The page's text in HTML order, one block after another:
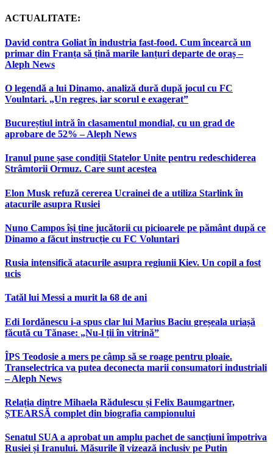
ACTUALITATE:
David contra Goliat în industria fast-food. Cum încearcă un
primar din Franța să țină marile lanțuri departe de oraș –
Aleph News
O legendă a lui Dinamo, analiză dură după jocul cu FC
Voulntari. „Un regres, iar scorul e exagerat”
Bucureștiul intră în clasamentul mondial, cu un grad de
aprobare de 52% – Aleph News
Iranul pune șase condiții Statelor Unite pentru redeschiderea
Strâmtorii Ormuz. Care sunt acestea
Elon Musk refuză cererea Ucrainei de a utiliza Starlink în
atacurile asupra Rusiei
Nuno Campos își ține jucătorii cu picioarele pe pământ după ce
Dinamo a făcut instrucție cu FC Voluntari
Rusia intensifică atacurile asupra regiunii Kiev. Un copil a fost
ucis
Tatăl lui Messi a murit la 68 de ani
Edi Iordănescu i-a spus clar lui Marius Baciu greșeala uriașă
făcută cu Tănase: „Nu-l ții în vitrină”
ÎPS Teodosie a mers pe câmp să se roage pentru ploaie.
Transelectrica va putea deconecta marii consumatori industriali
– Aleph News
Relația dintre Mihaela Rădulescu și Felix Baumgartner,
ȘTEARSĂ complet din biografia campionului
Senatul SUA a aprobat un amplu pachet de sancțiuni împotriva
Rusiei și Iranului. Măsurile îl vizează inclusiv pe Putin